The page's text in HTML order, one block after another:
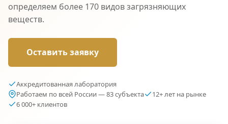
определяем более 170 видов загрязняющих
веществ.
Оставить заявку
Аккредитованная лаборатория
Работаем по всей России — 83 субъекта
12+ лет на рынке
6 000+ клиентов